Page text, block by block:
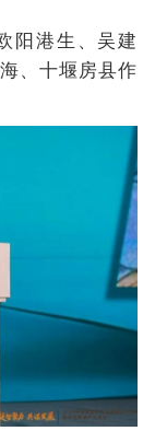
阳港生、吴建
、十堰房县作